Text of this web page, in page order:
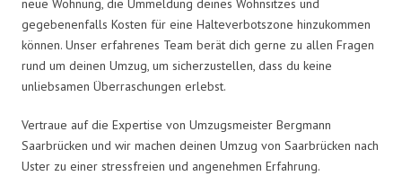
neue Wohnung, die Ummeldung deines Wohnsitzes und
gegebenenfalls Kosten für eine Halteverbotszone hinzukommen
können. Unser erfahrenes Team berät dich gerne zu allen Fragen
rund um deinen Umzug, um sicherzustellen, dass du keine
unliebsamen Überraschungen erlebst.
Vertraue auf die Expertise von Umzugsmeister Bergmann
Saarbrücken und wir machen deinen Umzug von Saarbrücken nach
Uster zu einer stressfreien und angenehmen Erfahrung.